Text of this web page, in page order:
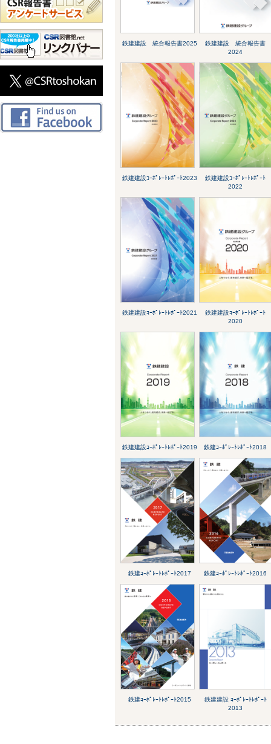
鉄建建設 統合報告書2025
鉄建建設 統合報告書
2024
鉄建建設ｺｰﾎﾟﾚｰﾄﾚﾎﾟｰﾄ2023
鉄建建設ｺｰﾎﾟﾚｰﾄﾚﾎﾟｰﾄ
2022
鉄建建設ｺｰﾎﾟﾚｰﾄﾚﾎﾟｰﾄ2021
鉄建建設ｺｰﾎﾟﾚｰﾄﾚﾎﾟｰﾄ
2020
鉄建建設ｺｰﾎﾟﾚｰﾄﾚﾎﾟｰﾄ2019 鉄建ｺｰﾎﾟﾚｰﾄﾚﾎﾟｰﾄ2018
鉄建ｺｰﾎﾟﾚｰﾄﾚﾎﾟｰﾄ2017 鉄建ｺｰﾎﾟﾚｰﾄﾚﾎﾟｰﾄ2016
鉄建ｺｰﾎﾟﾚｰﾄﾚﾎﾟｰﾄ2015
鉄建建設 ｺｰﾎﾟﾚｰﾄﾚﾎﾟｰﾄ
2013